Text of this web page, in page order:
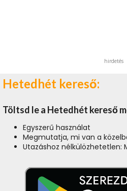
hirdetés
Hetedhét kereső:
Töltsd le a Hetedhét kereső
Egyszerű használat
Megmutatja, mi van a
Utazáshoz nélkülözhetetlen: